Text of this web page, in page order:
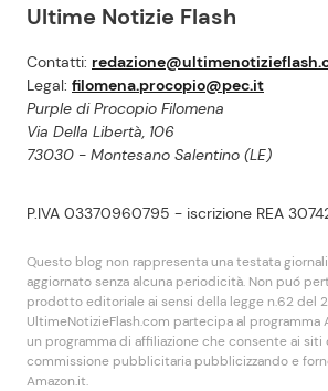
Ultime Notizie Flash
Contatti:
Legal: filomena.procopio@pec.it
Purple di Procopio Filomena
Via Della Libertà, 106
73030 - Montesano Salentino (LE)
P.IVA 03370960795 - iscrizione REA
Questo blog non rappresenta una testata
aggiornato senza alcuna periodicità. Non puó
prodotto editoriale ai sensi della legge n.62 del
UltimeNotizieFlash.com partecipa al programma
un programma di affiliazione che consente ai
commissione pubblicitaria pubblicizzando e
Amazon.it.